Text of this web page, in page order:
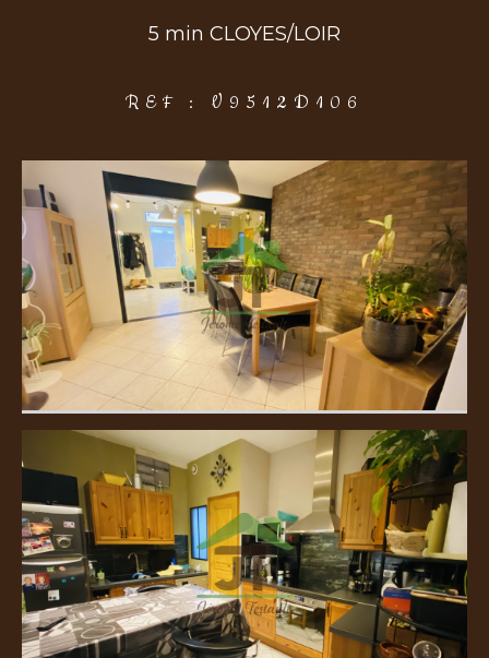
5 min CLOYES/LOIR
REF : V9512D106